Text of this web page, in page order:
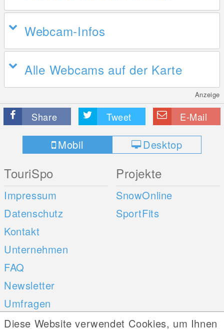
Webcam-Infos
Alle Webcams auf der Karte
Anzeige
Share Tweet E-Mail
Mobil Desktop
TouriSpo
Impressum
Datenschutz
Kontakt
Unternehmen
FAQ
Newsletter
Umfragen
Projekte
SnowOnline
SportFits
Diese Website verwendet Cookies, um Ihnen